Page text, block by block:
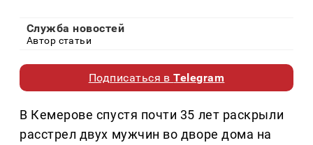
Служба новостей
Автор статьи
Подписаться вTelegram
В Кемерове спустя почти 35 лет раскрыли
расстрел двух мужчин во дворе дома на